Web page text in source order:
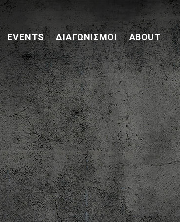
EVENTS ΔΙΑΓΩΝΙΣΜΟΊ ABOUT